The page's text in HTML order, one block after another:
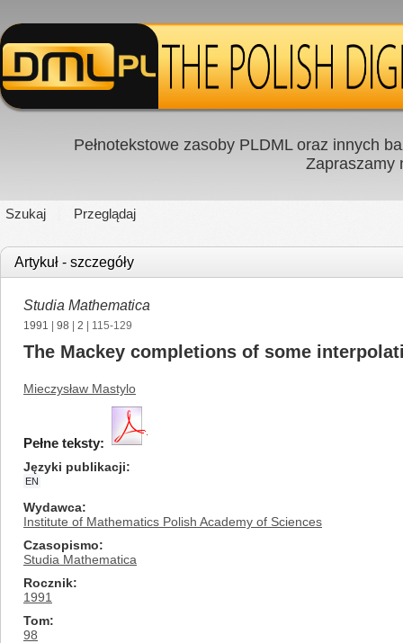
Pełnotekstowe zasoby PLDML oraz innych
Zapraszamy
Szukaj Przeglądaj
Artykuł - szczegóły
Studia Mathematica
1991 98 2 | 115-129
The Mackey completions of some
Mieczysław Mastylo
Pełne teksty:
Języki publikacji
EN
Wydawca
Institute of Mathematics Polish Academy of Sciences
Czasopismo
Studia Mathematica
Rocznik
1991
Tom
98